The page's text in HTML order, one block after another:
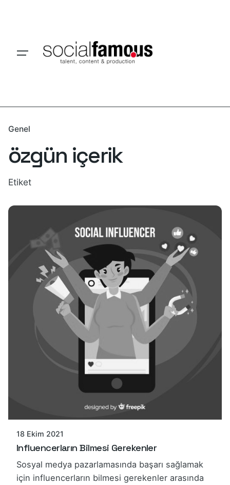
Genel
özgün içerik
Etiket
18 Ekim 2021
Influencerların Bilmesi Gerekenler
Sosyal medya pazarlamasında başarı sağlamak
için influencerların bilmesi gerekenler arasında